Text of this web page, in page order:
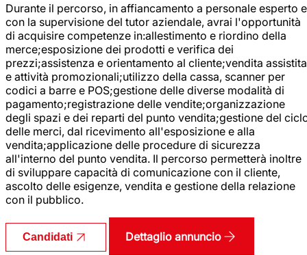
Durante il percorso, in affiancamento a personale esperto e
con la supervisione del tutor aziendale, avrai l'opportunità
di acquisire competenze in:allestimento e riordino della
merce;esposizione dei prodotti e verifica dei
prezzi;assistenza e orientamento al cliente;vendita assistita
e attività promozionali;utilizzo della cassa, scanner per
codici a barre e POS;gestione delle diverse modalità di
pagamento;registrazione delle vendite;organizzazione
degli spazi e dei reparti del punto vendita;gestione del
delle merci, dal ricevimento all'esposizione e alla
vendita;applicazione delle procedure di sicurezza
all'interno del punto vendita. Il percorso permetterà inoltre
di sviluppare capacità di comunicazione con il cliente,
ascolto delle esigenze, vendita e gestione della relazione
con il pubblico.
Candidati Dettaglio annuncio